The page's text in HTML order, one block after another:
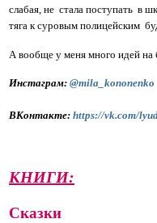
слабая, не  стала поступать  в
тяга к суровым полицейским
А вообще у меня много идей на
Инстаграм: @mila_kononenko
ВКонтакте: https://vk.com/
КНИГИ:
Сказки